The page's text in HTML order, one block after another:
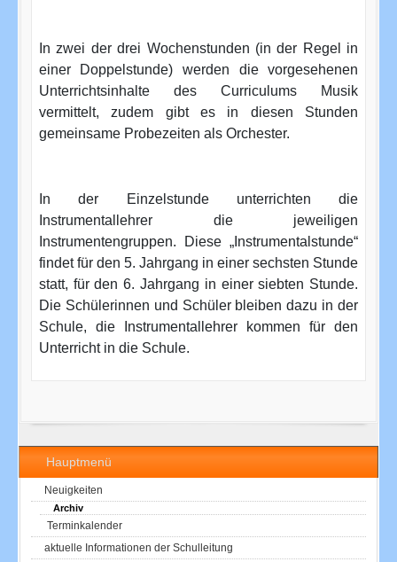
Hauptmenü
Neuigkeiten
Archiv
Terminkalender
aktuelle Informationen der Schulleitung
In zwei der drei Wochenstunden (in der Regel in
einer Doppelstunde) werden die vorgesehenen
Unterrichtsinhalte des Curriculums Musik
vermittelt, zudem gibt es in diesen Stunden
gemeinsame Probezeiten als Orchester.
In der Einzelstunde unterrichten die
Instrumentallehrer die jeweiligen
Instrumentengruppen. Diese „Instrumentalstunde“
findet für den 5. Jahrgang in einer sechsten Stunde
statt, für den 6. Jahrgang in einer siebten Stunde.
Die Schülerinnen und Schüler bleiben dazu in der
Schule, die Instrumentallehrer kommen für den
Unterricht in die Schule.